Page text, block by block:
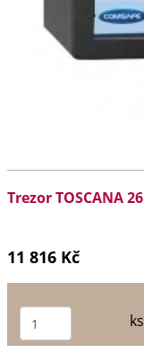
Trezor TOSCANA 26
11 816 Kč
ks